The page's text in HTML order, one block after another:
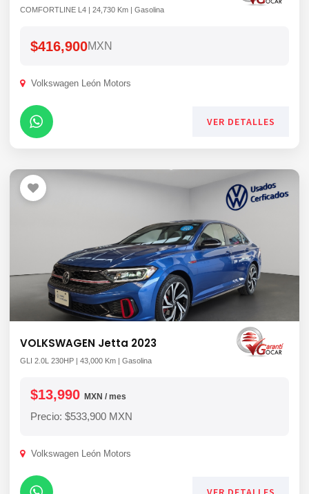
COMFORTLINE L4 | 24,730 Km | Gasolina
$416,900MXN
Volkswagen León Motors
VER DETALLES
VOLKSWAGEN Jetta 2023
GLI 2.0L 230HP | 43,000 Km | Gasolina
$13,990 MXN / mes
Precio: $533,900 MXN
Volkswagen León Motors